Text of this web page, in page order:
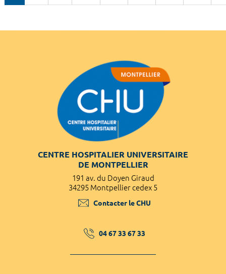
CENTRE HOSPITALIER UNIVERSITAIRE
DE MONTPELLIER
191 av. du Doyen Giraud
34295 Montpellier cedex 5
Contacter le CHU
04 67 33 67 33